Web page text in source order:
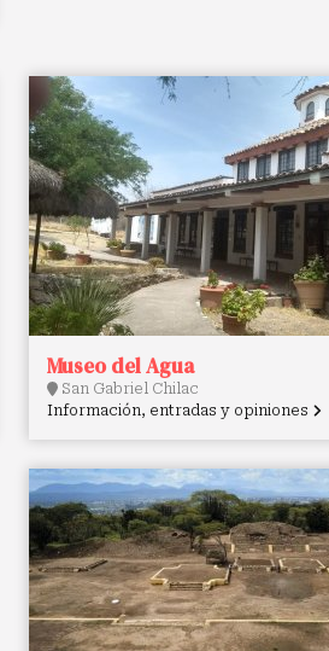
Museo del Agua
San Gabriel Chilac
Información, entradas y opiniones